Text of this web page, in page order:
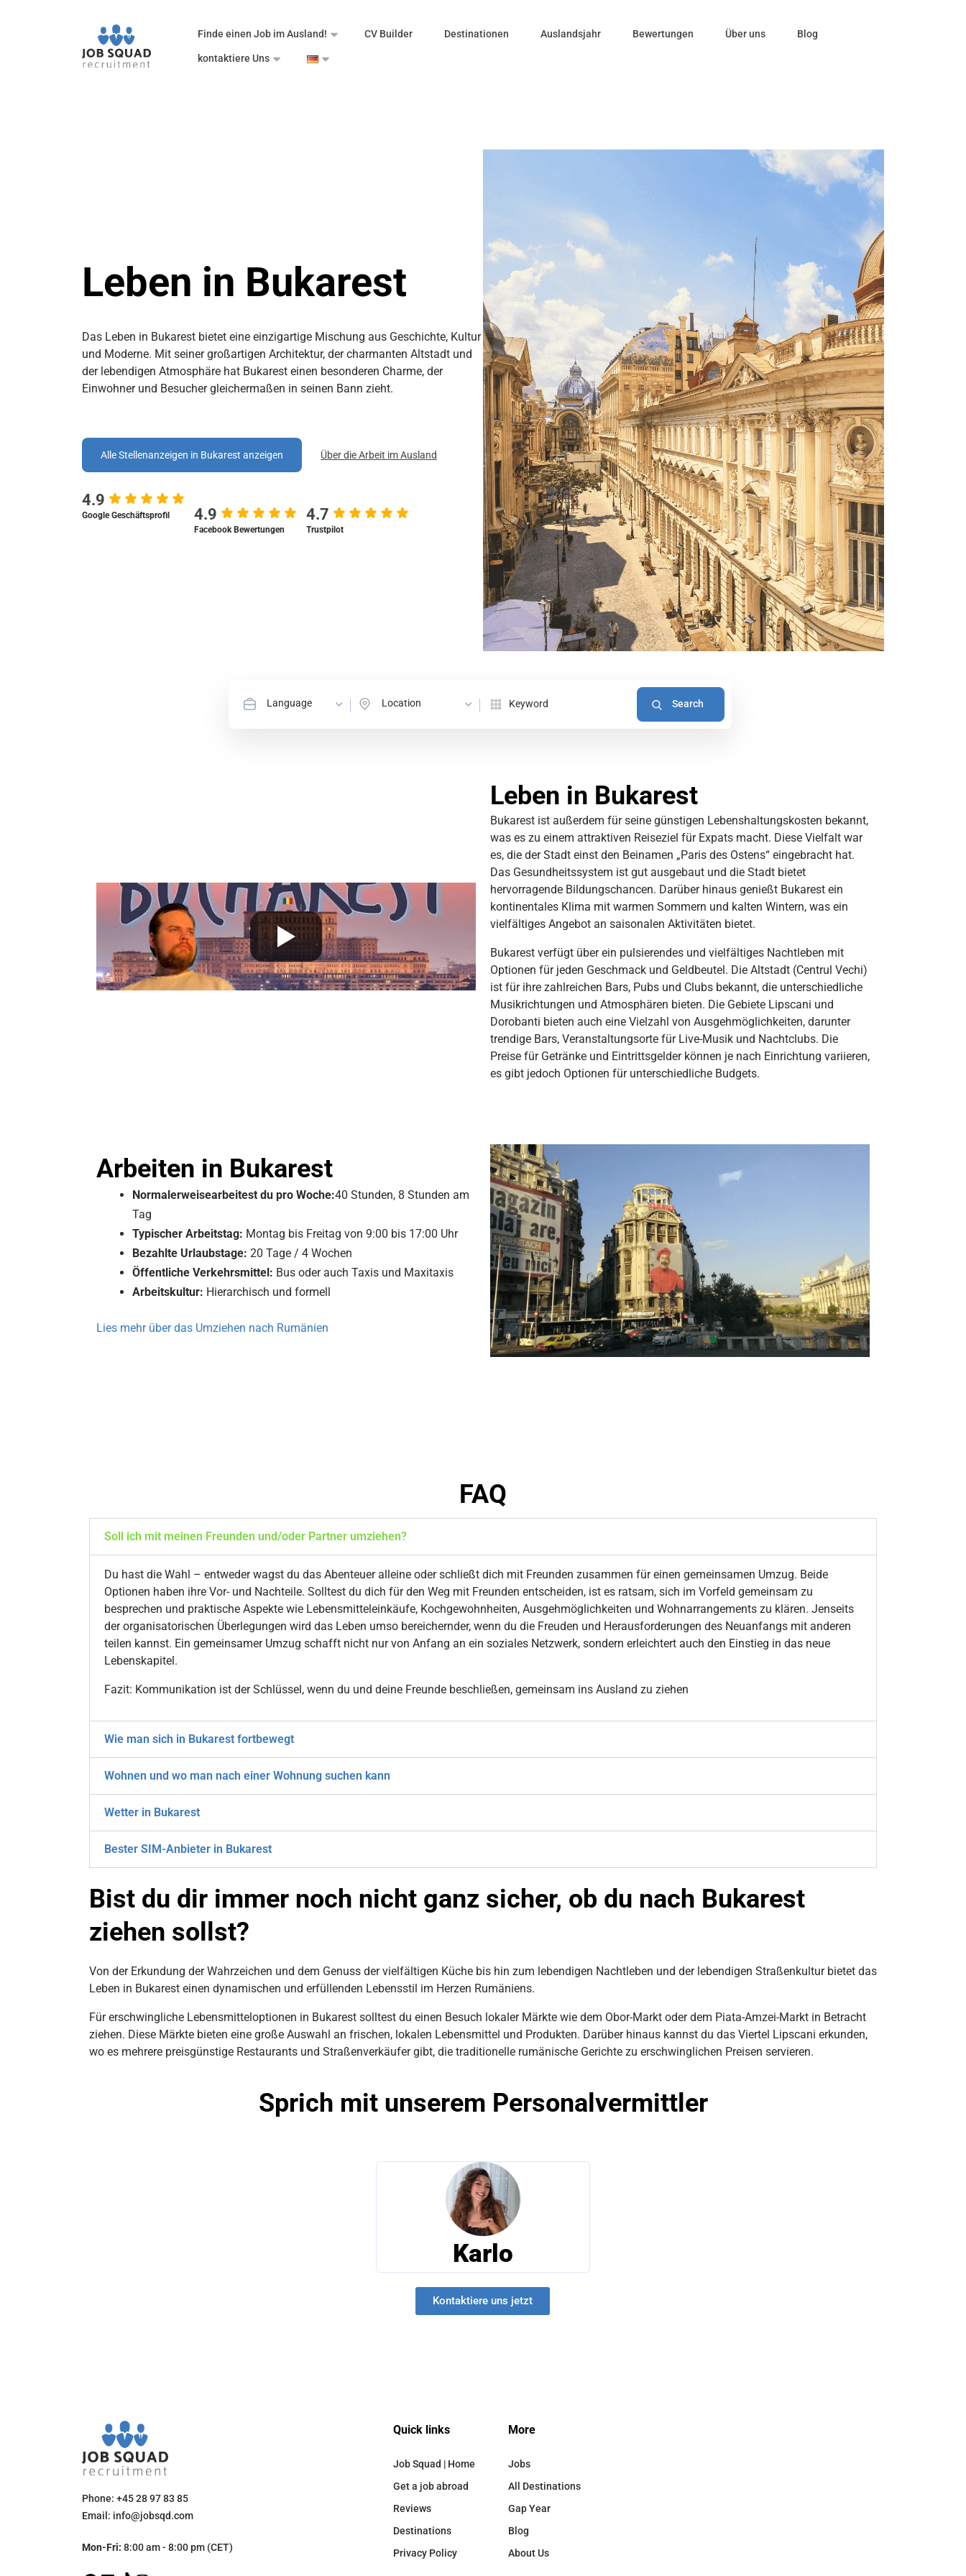
Finde einen Job im Ausland! CV Builder Destinationen Auslandsjahr Bewertungen Über uns Blog
kontaktiere Uns
Leben in Bukarest
Das Leben in Bukarest bietet eine einzigartige Mischung aus Geschichte, Kultur
und Moderne. Mit seiner großartigen Architektur, der charmanten Altstadt und
der lebendigen Atmosphäre hat Bukarest einen besonderen Charme, der
Einwohner und Besucher gleichermaßen in seinen Bann zieht.
Alle Stellenanzeigen in Bukarest anzeigen Über die Arbeit im Ausland
4.9
Google Geschäftsprofil 4.9
Facebook Bewertungen
4.7
Trustpilot
Language Location
Leben in Bukarest
Bukarest ist außerdem für seine günstigen Lebenshaltungskosten bekannt,
was es zu einem attraktiven Reiseziel für Expats macht. Diese Vielfalt war
es, die der Stadt einst den Beinamen „Paris des Ostens“ eingebracht hat.
Das Gesundheitssystem ist gut ausgebaut und die Stadt bietet
hervorragende Bildungschancen. Darüber hinaus genießt Bukarest ein
kontinentales Klima mit warmen Sommern und kalten Wintern, was ein
vielfältiges Angebot an saisonalen Aktivitäten bietet.
Bukarest verfügt über ein pulsierendes und vielfältiges Nachtleben mit
Optionen für jeden Geschmack und Geldbeutel. Die Altstadt (Centrul Vechi)
ist für ihre zahlreichen Bars, Pubs und Clubs bekannt, die unterschiedliche
Musikrichtungen und Atmosphären bieten. Die Gebiete Lipscani und
Dorobanti bieten auch eine Vielzahl von Ausgehmöglichkeiten, darunter
trendige Bars, Veranstaltungsorte für Live-Musik und Nachtclubs. Die
Preise für Getränke und Eintrittsgelder können je nach Einrichtung variieren,
es gibt jedoch Optionen für unterschiedliche Budgets.
Arbeiten in Bukarest
Normalerweisearbeitest du pro Woche:40 Stunden, 8 Stunden am
Tag
Typischer Arbeitstag: Montag bis Freitag von 9:00 bis 17:00 Uhr
Bezahlte Urlaubstage: 20 Tage / 4 Wochen
Öffentliche Verkehrsmittel: Bus oder auch Taxis und Maxitaxis
Arbeitskultur: Hierarchisch und formell
Lies mehr über das Umziehen nach Rumänien
FAQ
Soll ich mit meinen Freunden und/oder Partner umziehen?
Du hast die Wahl – entweder wagst du das Abenteuer alleine oder schließt dich mit Freunden zusammen für einen gemeinsamen Umzug. Beide
Optionen haben ihre Vor- und Nachteile. Solltest du dich für den Weg mit Freunden entscheiden, ist es ratsam, sich im Vorfeld gemeinsam zu
besprechen und praktische Aspekte wie Lebensmitteleinkäufe, Kochgewohnheiten, Ausgehmöglichkeiten und Wohnarrangements zu klären. Jenseits
der organisatorischen Überlegungen wird das Leben umso bereichernder, wenn du die Freuden und Herausforderungen des Neuanfangs mit anderen
teilen kannst. Ein gemeinsamer Umzug schafft nicht nur von Anfang an ein soziales Netzwerk, sondern erleichtert auch den Einstieg in das neue
Lebenskapitel.
Fazit: Kommunikation ist der Schlüssel, wenn du und deine Freunde beschließen, gemeinsam ins Ausland zu ziehen
Wie man sich in Bukarest fortbewegt
Wohnen und wo man nach einer Wohnung suchen kann
Wetter in Bukarest
Bester SIM-Anbieter in Bukarest
Bist du dir immer noch nicht ganz sicher, ob du nach Bukarest
ziehen sollst?
Von der Erkundung der Wahrzeichen und dem Genuss der vielfältigen Küche bis hin zum lebendigen Nachtleben und der lebendigen Straßenkultur bietet das
Leben in Bukarest einen dynamischen und erfüllenden Lebensstil im Herzen Rumäniens.
Für erschwingliche Lebensmitteloptionen in Bukarest solltest du einen Besuch lokaler Märkte wie dem Obor-Markt oder dem Piata-Amzei-Markt in Betracht
ziehen. Diese Märkte bieten eine große Auswahl an frischen, lokalen Lebensmittel und Produkten. Darüber hinaus kannst du das Viertel Lipscani erkunden,
wo es mehrere preisgünstige Restaurants und Straßenverkäufer gibt, die traditionelle rumänische Gerichte zu erschwinglichen Preisen servieren.
Sprich mit unserem Personalvermittler
Karlo
Kontaktiere uns jetzt
Phone: +45 28 97 83 85
Email: info@jobsqd.com
Mon-Fri: 8:00 am - 8:00 pm (CET)
Quick links
Job Squad | Home
Get a job abroad
Reviews
Destinations
Privacy Policy
More
Jobs
All Destinations
Gap Year
Blog
About Us